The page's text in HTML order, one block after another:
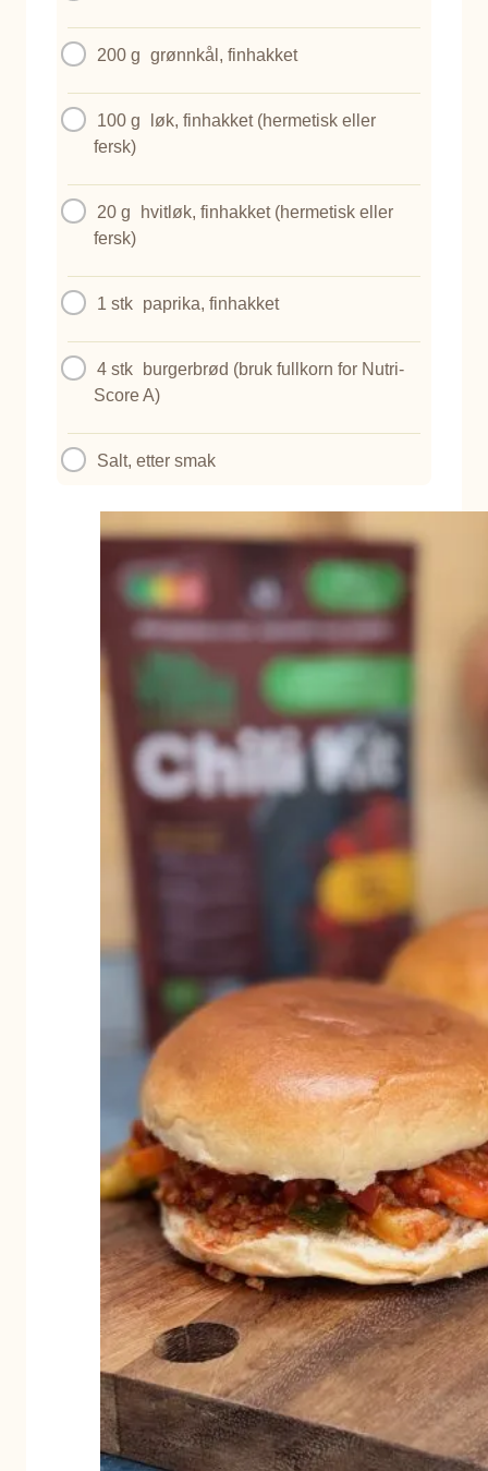
200 g grønnkål, finhakket
100 g
løk, finhakket (hermetisk eller
fersk)
20 g
hvitløk, finhakket (hermetisk eller
fersk)
1 stk paprika, finhakket
4 stk
burgerbrød (bruk fullkorn for Nutri-
Score A)
Salt, etter smak